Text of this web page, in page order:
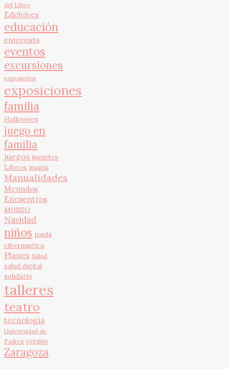
del Libro
Edelvives
educación
entrevista
eventos
excursiones
exposicion
exposiciones
familia
Halloween
juego en
familia
juegos juguetes
Libros magia
Manualidades
Menudos
Encuentros
MUSEO
Navidad
niños paula
cibernautica
Planes Salud
salud digital
solidario
talleres
teatro
tecnología
Universidad de
Padres verano
Zaragoza